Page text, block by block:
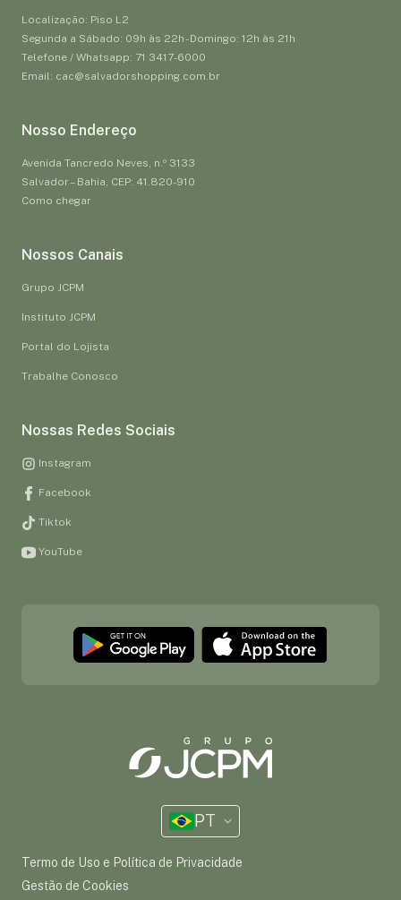
Localização: Piso L2
Segunda a Sábado: 09h às 22h - Domingo: 12h às 21h
Telefone / Whatsapp: 71 3417-6000
Email: cac@salvadorshopping.com.br
Nosso Endereço
Avenida Tancredo Neves, n.º 3133
Salvador – Bahia, CEP: 41.820-910
Como chegar
Nossos Canais
Grupo JCPM
Instituto JCPM
Portal do Lojista
Trabalhe Conosco
Nossas Redes Sociais
Instagram
Facebook
Tiktok
YouTube
PT
Termo de Uso e Política de Privacidade
Gestão de Cookies